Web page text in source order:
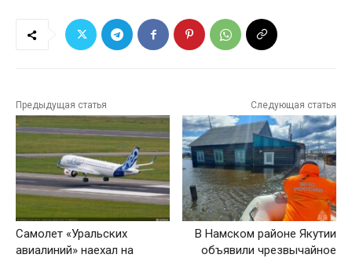
Предыдущая статья
Самолет «Уральских
авиалиний» наехал на
Следующая статья
В Намском районе Якутии
объявили чрезвычайное